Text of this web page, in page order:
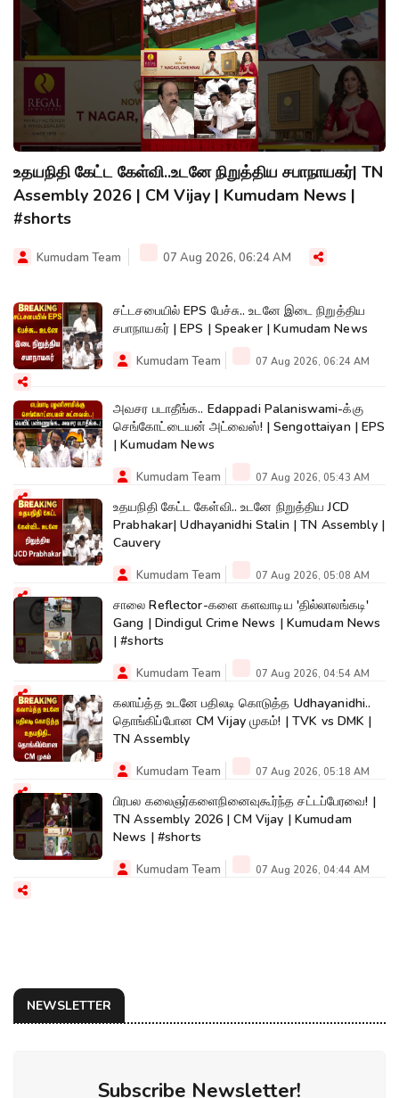
உதயநிதி கேட்ட கேள்வி..உடனே நிறுத்திய சபாநாயகர்| TN
Assembly 2026 | CM Vijay | Kumudam News |
#shorts
Kumudam Team 07 Aug 2026, 06:24 AM
சட்டசபையில் EPS பேச்சு.. உடனே இடை நிறுத்திய
சபாநாயகர் | EPS | Speaker | Kumudam News
Kumudam Team 07 Aug 2026, 06:24 AM
அவசர படாதீங்க.. Edappadi Palaniswami-க்கு
செங்கோட்டையன் அட்வைஸ்! | Sengottaiyan | EPS
| Kumudam News
Kumudam Team 07 Aug 2026, 05:43 AM
உதயநிதி கேட்ட கேள்வி.. உடனே நிறுத்திய JCD
Prabhakar| Udhayanidhi Stalin | TN Assembly |
Cauvery
Kumudam Team 07 Aug 2026, 05:08 AM
சாலை Reflector-களை களவாடிய 'தில்லாலங்கடி'
Gang | Dindigul Crime News | Kumudam News
| #shorts
Kumudam Team 07 Aug 2026, 04:54 AM
கலாய்த்த உடனே பதிலடி கொடுத்த Udhayanidhi..
தொங்கிப்போன CM Vijay முகம்! | TVK vs DMK |
TN Assembly
Kumudam Team 07 Aug 2026, 05:18 AM
பிரபல கலைஞர்களைநினைவுகூர்ந்த சட்டப்பேரவை! |
TN Assembly 2026 | CM Vijay | Kumudam
News | #shorts
Kumudam Team 07 Aug 2026, 04:44 AM
NEWSLETTER
Subscribe Newsletter!